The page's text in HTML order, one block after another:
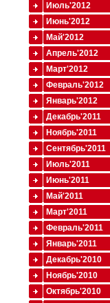
Июль'2012
Июнь'2012
Май'2012
Апрель'2012
Март'2012
Февраль'2012
Январь'2012
Декабрь'2011
Ноябрь'2011
Сентябрь'2011
Июль'2011
Июнь'2011
Май'2011
Март'2011
Февраль'2011
Январь'2011
Декабрь'2010
Ноябрь'2010
Октябрь'2010